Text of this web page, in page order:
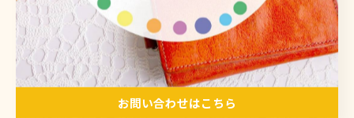
🌈 焦らずあなたの歩幅で、雨の日も心地いい居場所へ―
雨の日があるから、虹がかかる
毎日をがんばって生きていると、お天気と同じように、
お問い合わせはこちら